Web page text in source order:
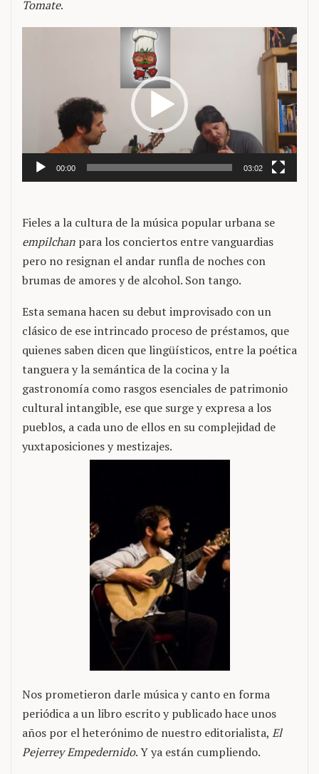
Tomate.
00:00 03:02
Fieles a la cultura de la música popular urbana se
empilchan para los conciertos entre vanguardias
pero no resignan el andar runfla de noches con
brumas de amores y de alcohol. Son tango.
Esta semana hacen su debut improvisado con un
clásico de ese intrincado proceso de préstamos, que
quienes saben dicen que lingüísticos, entre la poética
tanguera y la semántica de la cocina y la
gastronomía como rasgos esenciales de patrimonio
cultural intangible, ese que surge y expresa a los
pueblos, a cada uno de ellos en su complejidad de
yuxtaposiciones y mestizajes.
Nos prometieron darle música y canto en forma
periódica a un libro escrito y publicado hace unos
años por el heterónimo de nuestro editorialista, El
Pejerrey Empedernido. Y ya están cumpliendo.